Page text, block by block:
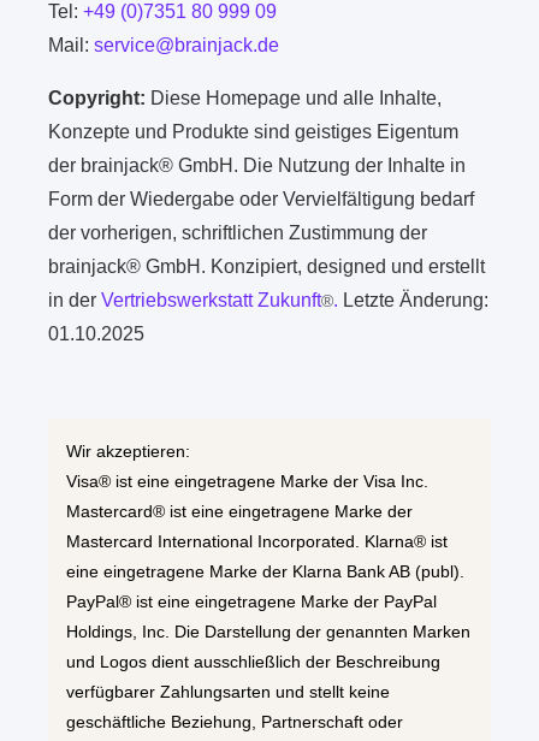
Tel:+49 (0)7351 80 999 09
Mail:service@brainjack.de
Copyright: Diese Homepage und alle Inhalte,
Konzepte und Produkte sind geistiges Eigentum
der brainjack® GmbH. Die Nutzung der Inhalte in
Form der Wiedergabe oder Vervielfältigung bedarf
der vorherigen, schriftlichen Zustimmung der
brainjack® GmbH. Konzipiert, designed und erstellt
in derVertriebswerkstatt Zukunft®. Letzte Änderung:
01.10.2025
Wir akzeptieren:
Visa® ist eine eingetragene Marke der Visa Inc.
Mastercard® ist eine eingetragene Marke der
Mastercard International Incorporated. Klarna® ist
eine eingetragene Marke der Klarna Bank AB (publ).
PayPal® ist eine eingetragene Marke der PayPal
Holdings, Inc. Die Darstellung der genannten Marken
und Logos dient ausschließlich der Beschreibung
verfügbarer Zahlungsarten und stellt keine
geschäftliche Beziehung, Partnerschaft oder